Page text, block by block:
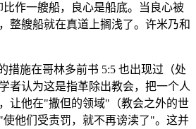
作一艘船，良心是船底。当良心被
整艘船就在真道上搁浅了。许米乃和
措施在哥林多前书 5:5 也出现过（处
者认为这是指革除出教会，把一个人
让他在"撒但的领域"（教会之外的世
他们受责罚，就不再谤渎了"。这并